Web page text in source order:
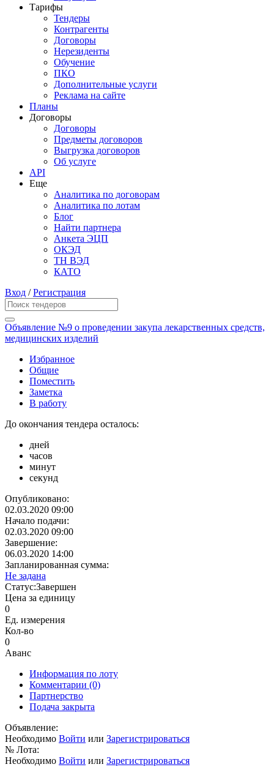
Тарифы
Тендеры
Контрагенты
Договоры
Нерезиденты
Обучение
ПКО
Дополнительные услуги
Реклама на сайте
Планы
Договоры
Договоры
Предметы договоров
Выгрузка договоров
Об услуге
API
Еще
Аналитика по договорам
Аналитика по лотам
Блог
Найти партнера
Анкета ЭЦП
ОКЭД
ТН ВЭД
КАТО
Вход /Регистрация
Объявление №9 о проведении закупа лекарственных средств,
медицинских изделий
Избранное
Общие
Поместить
Заметка
В работу
До окончания тендера осталось:
дней
часов
минут
секунд
Опубликовано:
02.03.2020 09:00
Начало подачи:
02.03.2020 09:00
Завершение:
06.03.2020 14:00
Запланированная сумма:
Не задана
Статус:Завершен
Цена за единицу
0
Ед. измерения
Кол-во
0
Аванс
Информация по лоту
Комментарии (0)
Партнерство
Подача закрыта
Объявление:
Необходимо Войти или Зарегистрироваться
№ Лота:
Необходимо Войти или Зарегистрироваться